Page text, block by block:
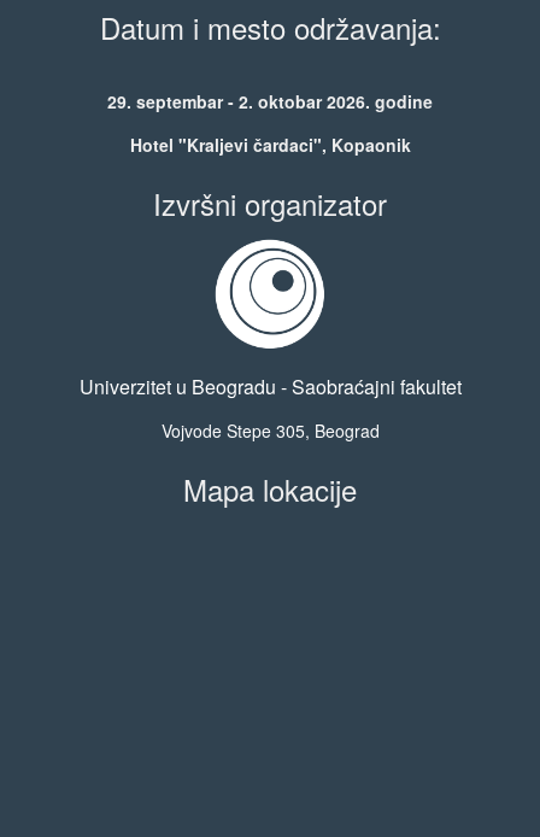
Datum i mesto održavanja:
29. septembar - 2. oktobar 2026. godine
Hotel "Kraljevi čardaci", Kopaonik
Izvršni organizator
Univerzitet u Beogradu - Saobraćajni fakultet
Vojvode Stepe 305, Beograd
Mapa lokacije